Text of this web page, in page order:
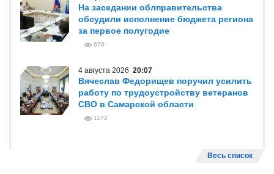
На заседании облправительства
обсудили исполнение бюджета региона
за первое полугодие
676
4 августа 2026 20:07
Вячеслав Федорищев поручил усилить
работу по трудоустройству ветеранов
СВО в Самарской области
1172
Весь список